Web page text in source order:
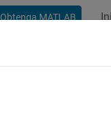
Obtenga MATLAB